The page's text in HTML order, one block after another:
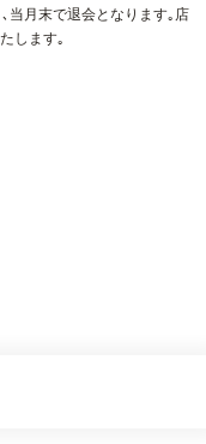
当月末で退会となります｡店
します｡